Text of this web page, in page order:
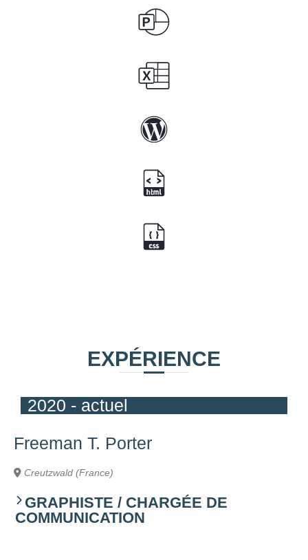
EXPÉRIENCE
2020 - actuel
Freeman T. Porter
Creutzwald (France)
GRAPHISTE / CHARGÉE DE
COMMUNICATION